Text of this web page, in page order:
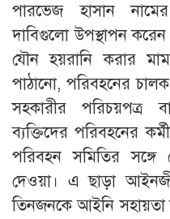
পারভেজ হাসান
দাবিগুলো উপস্থাপন
যৌন হয়রানি করার
পাঠানো, পরিবহনের
সহকারীর পরিচয়পত্র
ব্যক্তিদের পরিবহনের
পরিবহন সমিতির
দেওয়া। এ ছাড়া
তিনজনকে আইনি সহায়তা